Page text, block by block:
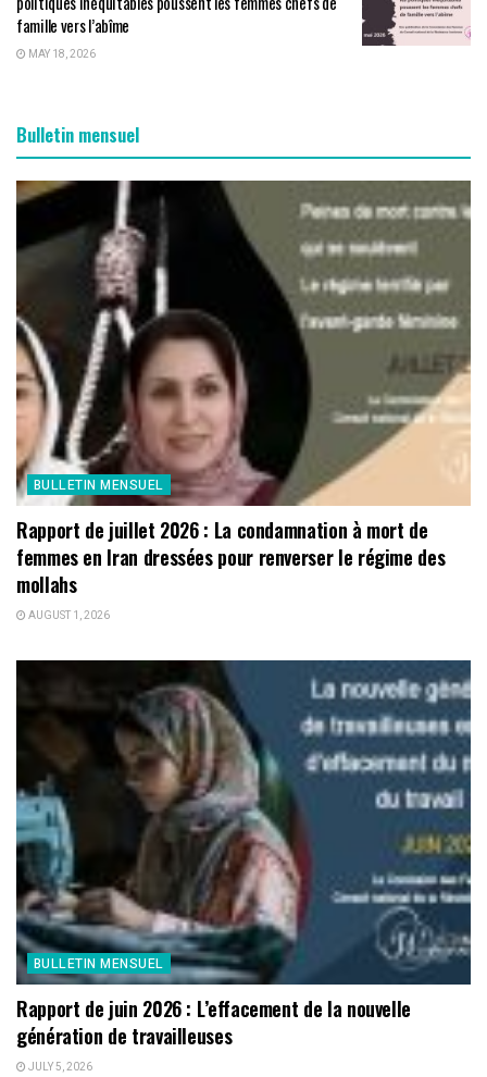
famille vers l’abîme
MAY 18, 2026
Bulletin mensuel
BULLETIN MENSUEL
Rapport de juillet 2026 : La condamnation à mort de
femmes en Iran dressées pour renverser le régime des
mollahs
AUGUST 1, 2026
BULLETIN MENSUEL
Rapport de juin 2026 : L’effacement de la nouvelle
génération de travailleuses
JULY 5, 2026